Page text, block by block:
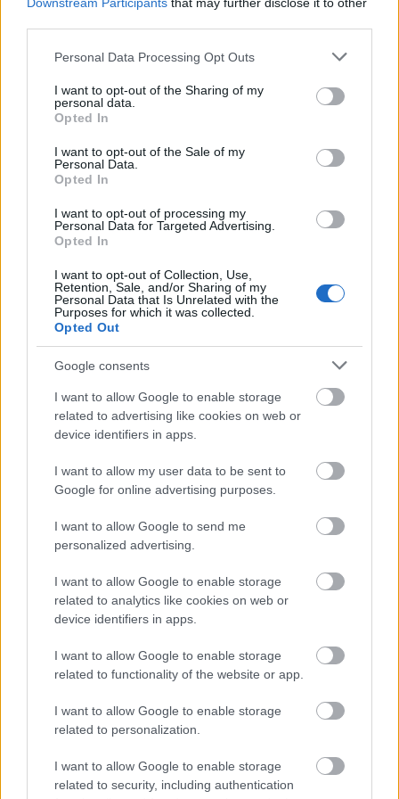
Please note that this website/app uses one or more Google
not limited to your visit or usage behaviour. You may click to
grant or deny consent to Google and its third-party tags to
use your data for below specified purposes in below Google
consent section.
Personal Data Processing Opt Outs
I want to opt-out of the Sharing of my
personal data.
Opted In
I want to opt-out of the Sale of my
Personal Data.
Opted In
I want to opt-out of processing my
Personal Data for Targeted Advertising.
Opted In
I want to opt-out of Collection, Use,
Retention, Sale, and/or Sharing of my
Personal Data that Is Unrelated with the
Purposes for which it was collected.
Opted Out
Google consents
I want to allow Google to enable storage
related to advertising like cookies on web or
device identifiers in apps.
I want to allow my user data to be sent to
Google for online advertising purposes.
I want to allow Google to send me
personalized advertising.
I want to allow Google to enable storage
related to analytics like cookies on web or
device identifiers in apps.
I want to allow Google to enable storage
related to functionality of the website or app.
I want to allow Google to enable storage
related to personalization.
I want to allow Google to enable storage
related to security, including authentication
Έκτακτα μέτρα για τον κορονοϊό
στην Ιταλία
Συναγερμός έχει σημάνει στη γειτονική Ιταλία, όπου
μέχρι στιγμής, υπάρχουν 3 νεκροί και τα κρούσματα
του νέου κορονοϊού ξεπερνούν τα 100 σε πέντε
περιφέρειες.
Ο Ιταλός πρωθυπουργός ενημέρωσε ότι στο
εξής θα απαγορεύεται η είσοδος και η έξοδος από
τα χωριά και τις κωμοπόλεις στις οποίες
Covid-19. Θα υπάρξουν μόνον περιορισμένες και
πολύ συγκεκριμένες εξαιρέσεις. Παράλληλα,
προσωρινά, στις περιοχές αυτές σταματούν τα
σχολικά μαθήματα και κλείνουν οι διάφορες
επαγγελματικές δραστηριότητες. Τα μέτρα αυτά
αφορούν τουλάχιστον πενήντα χιλιάδες άτομα.
Η ιταλική κυβέρνηση, επίσης, αποφάσισε ότι
αύριο αναβάλλονται όλες οι αθλητικές
δραστηριότητες στις περιφέρειες Βένετο και
Λομβαρδία, συμπεριλαμβανομένων και των
ποδοσφαιρικών αγώνων της Α’ Εθνικής
κατηγορίας. Το ιταλικό υπουργείο υγείας θα μπορεί,
επίσης, να απαγορεύει, σε περίπτωση που το
κρίνει σκόπιμο, τις σχολικές εκδρομές, στην Ιταλία